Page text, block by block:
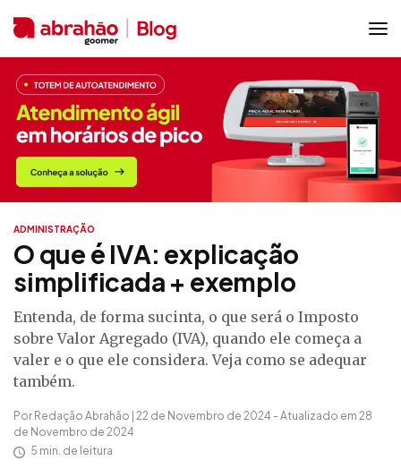
ADMINISTRAÇÃO
O que é IVA: explicação
simplificada + exemplo
Entenda, de forma sucinta, o que será o Imposto
sobre Valor Agregado (IVA), quando ele começa a
valer e o que ele considera. Veja como se adequar
também.
Por Redação Abrahão | 22 de Novembro de 2024 - Atualizado em 28
de Novembro de 2024
5 min. de leitura